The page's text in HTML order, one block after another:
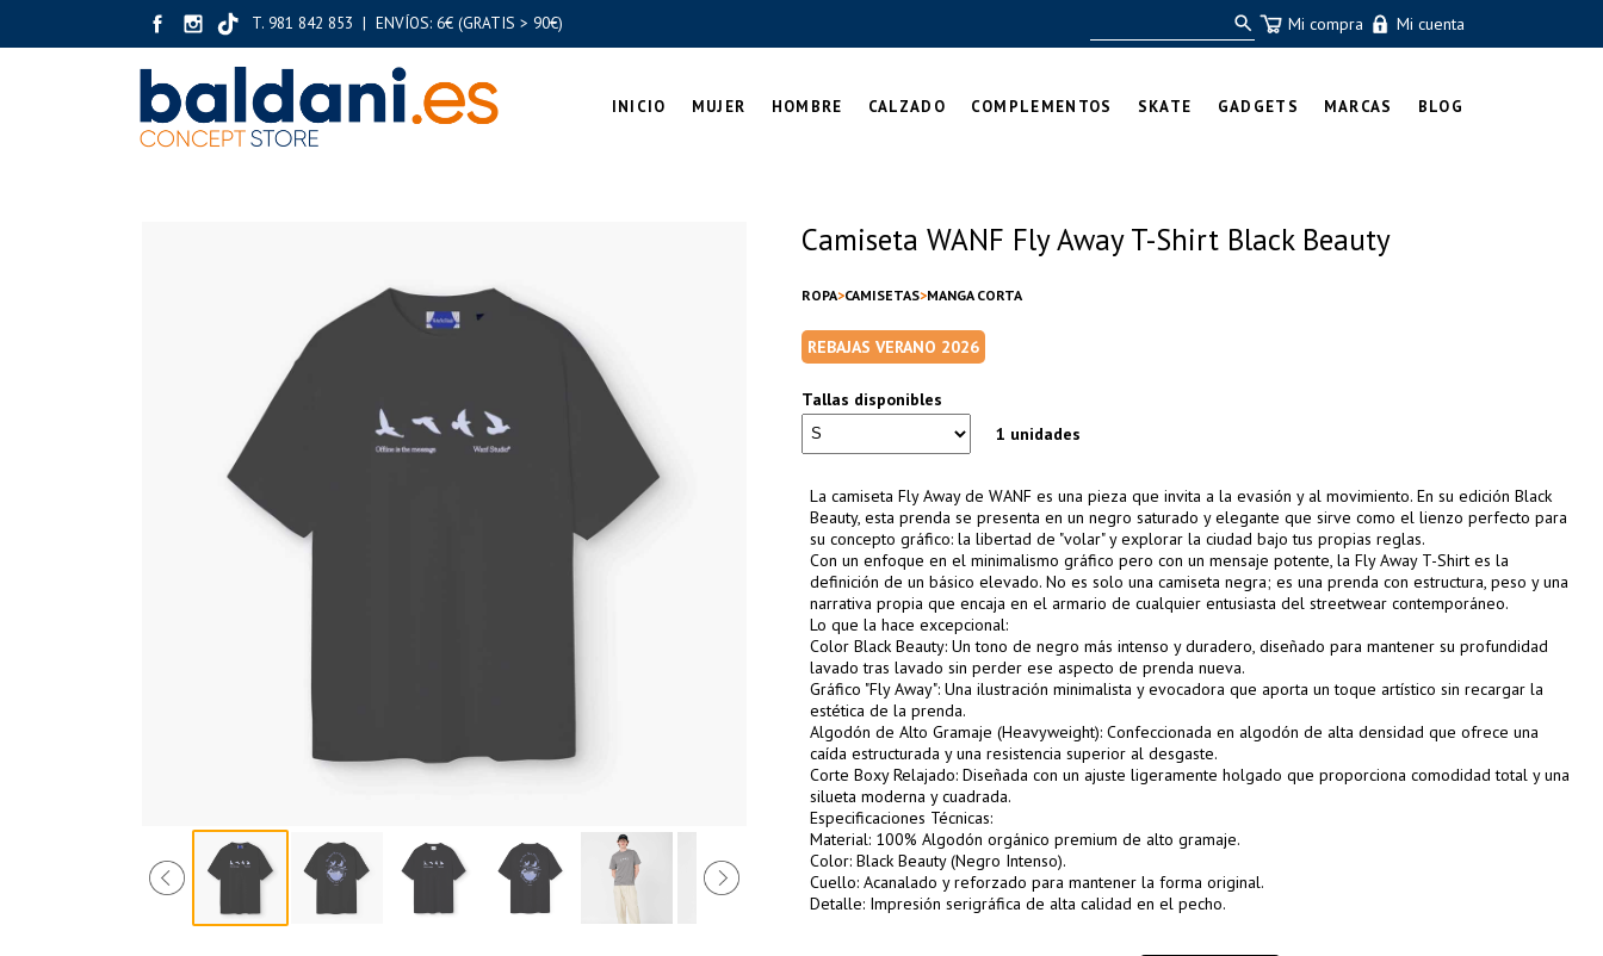
T. 981 842 853 | ENVÍOS: 6€ (GRATIS > 90€) Mi compra Mi cuenta
INICIO MUJER HOMBRE CALZADO COMPLEMENTOS SKATE GADGETS MARCAS BLOG
Camiseta WANF Fly Away T-Shirt Black Beauty
ROPA CAMISETAS MANGA CORTA
REBAJAS VERANO 2026
Tallas disponibles
1 unidades
La camiseta Fly Away de WANF es una pieza que invita a la evasión y al movimiento. En su edición Black
Beauty, esta prenda se presenta en un negro saturado y elegante que sirve como el lienzo perfecto para
su concepto gráfico: la libertad de "volar" y explorar la ciudad bajo tus propias reglas.
Con un enfoque en el minimalismo gráfico pero con un mensaje potente, la Fly Away T-Shirt es la
definición de un básico elevado. No es solo una camiseta negra; es una prenda con estructura, peso y una
narrativa propia que encaja en el armario de cualquier entusiasta del streetwear contemporáneo.
Lo que la hace excepcional:
Color Black Beauty: Un tono de negro más intenso y duradero, diseñado para mantener su profundidad
lavado tras lavado sin perder ese aspecto de prenda nueva.
Gráfico "Fly Away": Una ilustración minimalista y evocadora que aporta un toque artístico sin recargar la
estética de la prenda.
Algodón de Alto Gramaje (Heavyweight): Confeccionada en algodón de alta densidad que ofrece una
caída estructurada y una resistencia superior al desgaste.
Corte Boxy Relajado: Diseñada con un ajuste ligeramente holgado que proporciona comodidad total y una
silueta moderna y cuadrada.
Especificaciones Técnicas:
Material: 100% Algodón orgánico premium de alto gramaje.
Color: Black Beauty (Negro Intenso).
Cuello: Acanalado y reforzado para mantener la forma original.
Detalle: Impresión serigráfica de alta calidad en el pecho.